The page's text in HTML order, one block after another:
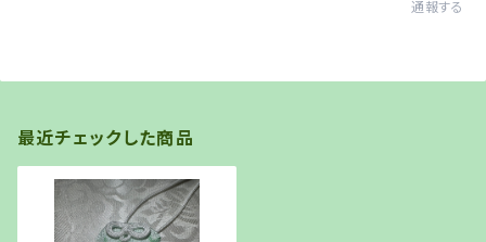
通報する
最近チェックした商品